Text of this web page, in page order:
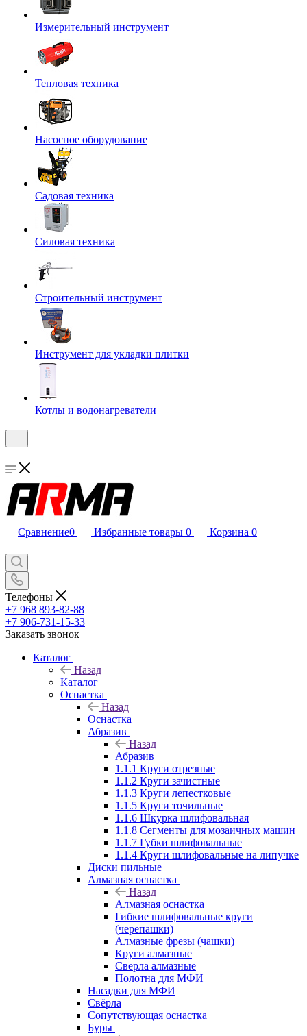
Измерительный инструмент
Тепловая техника
Насосное оборудование
Садовая техника
Силовая техника
Строительный инструмент
Инструмент для укладки плитки
Котлы и водонагреватели
Сравнение0 Избранные товары 0 Корзина 0
Телефоны
+7 968 893-82-88
+7 906-731-15-33
Заказать звонок
Каталог
Назад
Каталог
Оснастка
Назад
Оснастка
Абразив
Назад
Абразив
1.1.1 Круги отрезные
1.1.2 Круги зачистные
1.1.3 Круги лепестковые
1.1.5 Круги точильные
1.1.6 Шкурка шлифовальная
1.1.8 Сегменты для мозаичных машин
1.1.7 Губки шлифовальные
1.1.4 Круги шлифовальные на липучке
Диски пильные
Алмазная оснастка
Назад
Алмазная оснастка
Гибкие шлифовальные круги
(черепашки)
Алмазные фрезы (чашки)
Круги алмазные
Сверла алмазные
Полотна для МФИ
Насадки для МФИ
Свёрла
Сопутствующая оснастка
Буры